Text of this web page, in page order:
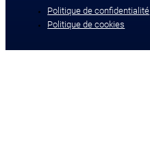
Politique de confidentialité
Politique de cookies